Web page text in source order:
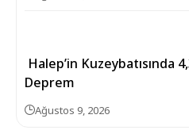
Halep’in Kuzeybatısında
Deprem
Ağustos 9, 2026